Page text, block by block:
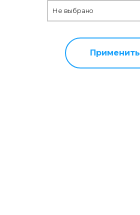
Не выбрано
Применить